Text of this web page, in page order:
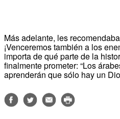
Más adelante, les
¡Venceremos también a los
importa de qué parte de la
finalmente prometer: “Los
aprenderán que sólo hay un